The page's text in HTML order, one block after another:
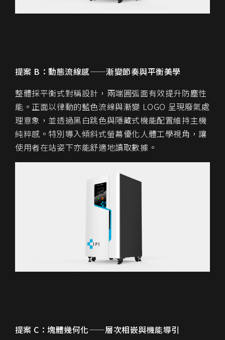
提案 B：動態流線感——漸變節奏與平衡美學
整體採平衡式對稱設計，兩端圓弧面有效提升防塵性
能。正面以律動的藍色流線與漸變 LOGO 呈現廢氣處
理意象，並透過黑白跳色與隱藏式機能配置維持主機
純粹感。特別導入傾斜式螢幕優化人體工學視角，讓
使用者在站姿下亦能舒適地讀取數據。
提案 C：塊體幾何化——層次相嵌與機能導引